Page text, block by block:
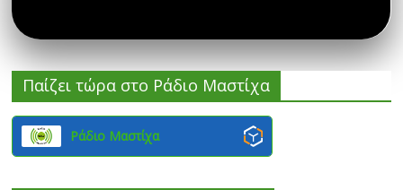
Παίζει τώρα στο Ράδιο Μαστίχα
Ράδιο Μαστίχα